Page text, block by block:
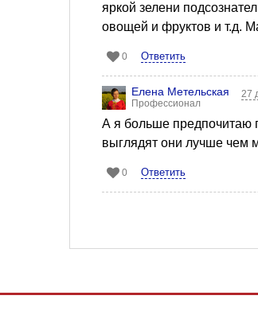
яркой зелени
овощей и фруктов и т.д.
0 Ответить
Елена Метельская
Профессионал
27
А я больше предпочитаю
выглядят они лучше чем
0 Ответить